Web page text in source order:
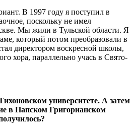
В 1997 году я поступил в
поскольку не имел
Мы жили в Тульской области. Я
который потом преобразовали в
директором воскресной школы,
хора, параллельно учась в Свято-
университете. А затем
в Папском Григорианском